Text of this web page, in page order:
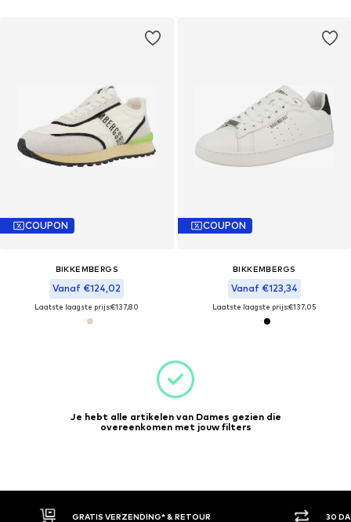
COUPON
BIKKEMBERGS
Vanaf €124,02
Laatste laagste prijs:€137,80
COUPON
BIKKEMBERGS
Vanaf €123,34
Laatste laagste prijs:€137,05
Je hebt alle artikelen van Dames gezien die
overeenkomen met jouw filters
GRATIS VERZENDING* & RETOUR 30